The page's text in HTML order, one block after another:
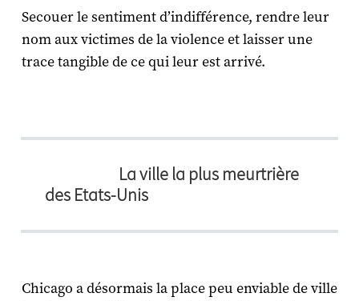
Secouer le sentiment d’indifférence, rendre leur
nom aux victimes de la violence et laisser une
trace tangible de ce qui leur est arrivé.
La ville la plus meurtrière
des Etats-Unis
Chicago a désormais la place peu enviable de ville